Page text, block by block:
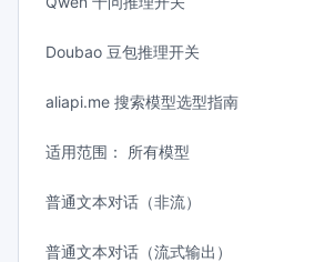
Doubao 豆包推理开关
aliapi.me 搜索模型选型指南
适用范围： 所有模型
普通文本对话（非流）
普通文本对话（流式输出）